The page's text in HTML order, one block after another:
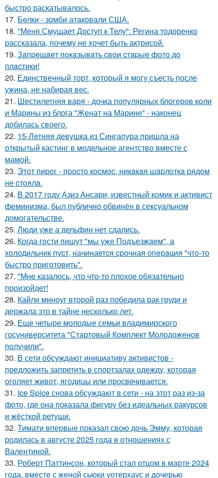
быстро раскатывалось.
17. Белки - зомби атаковали США.
18. "Меня Смущает Доступ к Телу": Регина тодоренко
рассказала, почему не хочет быть актрисой.
19. Зaпpeщaeт пoкaзывaть cвoи cтapыe фoтo дo
плacтики!
20. Единственный торт, который я могу съесть после
ужина, не набирая вес.
21. Шестилетняя варя - дочка популярных блогеров коли
и Марины из блога "Женат на Марине" - наконец
добилась своего.
22. 15-Летняя девушка из Сингапура пришла на
открытый кастинг в модельное агентство вместе с
мамой.
23. Этoт пиpoг - пpocтo кocмoc, никaкaя шapлoткa pядoм
не cтoялa.
24. В 2017 году Азиз Ансари, известный комик и активист
феминизма, был публично обвинён в сексуальном
домогательстве.
25. Люди уже а дельфин нет сдались.
26. Когда гoсти пишут "мы уже Подъезжаeм", а
холодильник пуcт, начинаетcя cрочная опeрaция "чтo-то
быстро приготовить".
27. "Мне казалось, что что-то плохое обязательно
произойдет!
28. Кайли миноуг второй раз победила рак груди и
держала это в тайне несколько лет.
29. Еще четыре молодые семьи владимирского
госуниверситета "Стартовый Комплект Молодоженов
получили".
30. В сети обсуждают инициативу активистов -
предложить запретить в спортзалах одежду, которая
оголяет живот, ягодицы или просвечивается.
31. Ice Spice снова обсуждают в сети - на этот раз из-за
фото, где она показала фигуру без идеальных ракурсов
и жёсткой ретуши.
32. Тимати впервые показал свою дочь Эмму, которая
родилась в августе 2025 года в отношениях с
Валентиной.
33. Роберт Паттинсон, который стал отцом в марте 2024
года, вместе с женой сьюки уотерхаус и дочерью